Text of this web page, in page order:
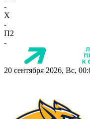
-
X
-
П2
-
20 сентября 2026, Вс,